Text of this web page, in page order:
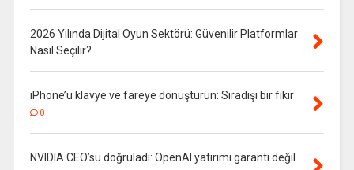
2026 Yılında Dijital Oyun Sektörü: Güvenilir Platformlar
Nasıl Seçilir?
iPhone’u klavye ve fareye dönüştürün: Sıradışı bir fikir
0
NVIDIA CEO’su doğruladı: OpenAI yatırımı garanti değil